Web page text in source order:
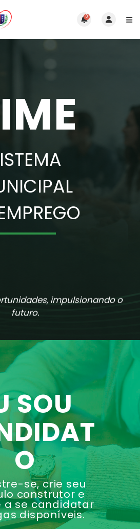
0
impulsionando o f
SOU
O
se, crie seu
construtor e
a se candidatar
disponíveis.